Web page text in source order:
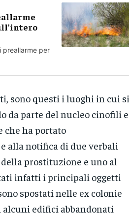
preallarme per
sono questi i luoghi in cui si
da parte del nucleo cinofili e
che ha portato
alla notifica di due verbali
prostituzione e uno al
infatti i principali oggetti
spostati nelle ex colonie
alcuni edifici abbandonati